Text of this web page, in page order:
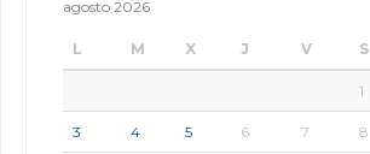
agosto 2026
L M X J V S
1
3 4 5 6 7 8